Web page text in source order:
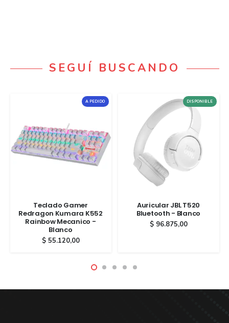
SEGUÍ BUSCANDO
A PEDIDO
Teclado Gamer
Redragon Kumara K552
Rainbow Mecanico -
Blanco
$55.120,00
DISPONIBLE
Auricular JBL T520
Bluetooth - Blanco
$96.875,00